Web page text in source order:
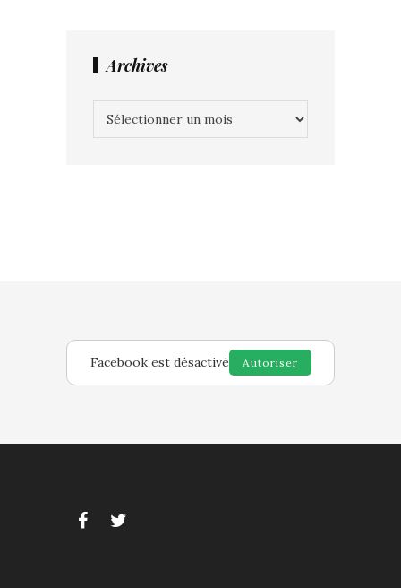
Archives
Facebook est désactivé Autoriser